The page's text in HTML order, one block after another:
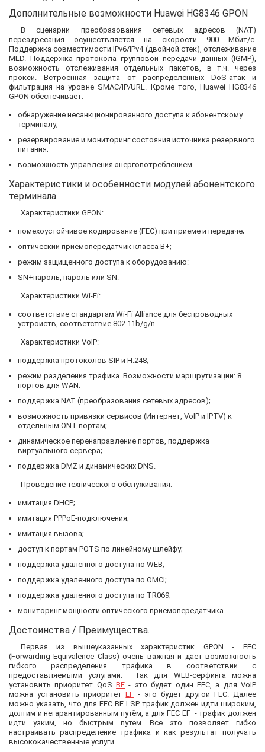
Дополнительные возможности Huawei HG8346 GPON
В сценарии преобразования сетевых адресов (NAT)
переадресация осуществляется на скорости 900 Мбит/с.
Поддержка совместимости IPv6/IPv4 (двойной стек), отслеживание
MLD. Поддержка протокола групповой передачи данных (IGMP),
возможность отслеживания отдельных пакетов, в т.ч. через
прокси. Встроенная защита от распределенных DoS-атак и
фильтрация на уровне SMAC/IP/URL. Кроме того, Huawei HG8346
GPON обеспечивает:
обнаружение несанкционированного доступа к абонентскому
терминалу;
резервирование и мониторинг состояния источника резервного
питания;
возможность управления энергопотреблением.
Характеристики и особенности модулей абонентского
терминала
Характеристики GPON:
помехоустойчивое кодирование (FEC) при приеме и передаче;
оптический приемопередатчик класса B+;
режим защищенного доступа к оборудованию:
SN+пароль, пароль или SN.
Характеристики Wi-Fi:
соответствие стандартам Wi-Fi Alliance для беспроводных
устройств, соответствие 802.11b/g/n.
Характеристики VoIP:
поддержка протоколов SIP и H.248;
режим разделения трафика. Возможности маршрутизации: 8
портов для WAN;
поддержка NAT (преобразования сетевых адресов);
возможность привязки сервисов (Интернет, VoIP и IPTV) к
отдельным ONT-портам;
динамическое перенаправление портов, поддержка
виртуального сервера;
поддержка DMZ и динамических DNS.
Проведение технического обслуживания:
имитация DHCP;
имитация PPPoE-подключения;
имитация вызова;
доступ к портам POTS по линейному шлейфу;
поддержка удаленного доступа по WEB;
поддержка удаленного доступа по OMCI;
поддержка удаленного доступа по TR069;
мониторинг мощности оптического приемопередатчика.
Достоинства / Преимущества.
Первая из вышеуказанных характеристик GPON - FEC
(Forwarding Equivalence Class) очень важная и дает возможность
гибкого распределения трафика в соответствии с
предоставляемыми услугами. Так для WEB-сёрфинга можна
установить приоритет QoSBE - это будет один FEC, а для VoIP
можна установить приоритетEF - это будет другой FEC. Далее
можно указать, что для FEC BE LSP трафик должен идти широким,
долгим и негарантированным путём, а для FEC EF - трафик должен
идти узким, но быстрым путем. Все это позволяет гибко
настраивать распределение трафика и как результат получать
высококачественные услуги.